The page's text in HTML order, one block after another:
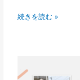
続きを読む »
こ